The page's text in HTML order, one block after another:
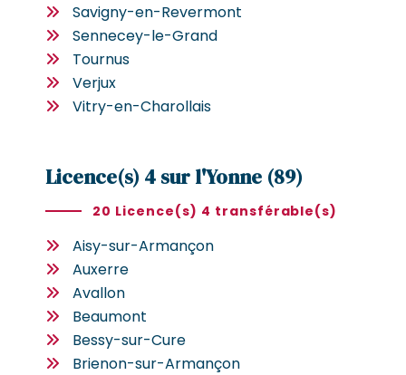
Savigny-en-Revermont
Sennecey-le-Grand
Tournus
Verjux
Vitry-en-Charollais
Licence(s) 4 sur l'Yonne (89)
20 Licence(s) 4 transférable(s)
Aisy-sur-Armançon
Auxerre
Avallon
Beaumont
Bessy-sur-Cure
Brienon-sur-Armançon